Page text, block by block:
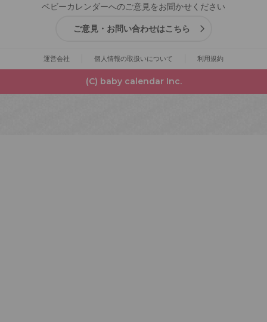
ベビーカレンダーへのご意見をお聞かせください
ご意見・お問い合わせはこちら
運営会社 個人情報の取扱いについて 利用規約
(C) baby calendar Inc.